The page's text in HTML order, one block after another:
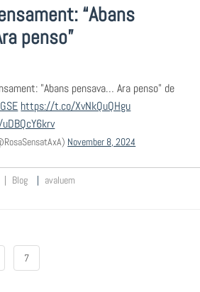
“Abans
penso”
"Abans pensava… Ara penso" de
https://t.co/XvNkQuQHgu
November 8, 2024
Blog avaluem
7